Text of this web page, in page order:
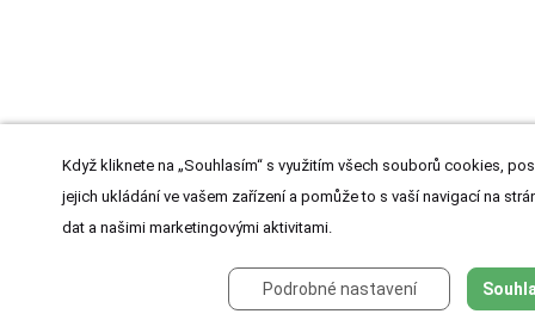
Když kliknete na „Souhlasím“ s využitím všech souborů cookies,
jejich ukládání ve vašem zařízení a pomůže to s vaší navigací na
dat a našimi marketingovými aktivitami.
Podrobné nastavení